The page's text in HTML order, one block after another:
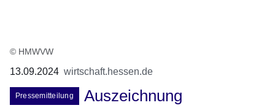
© HMWVW
13.09.2024 wirtschaft.hessen.de
Pressemitteilung
Auszeichnung